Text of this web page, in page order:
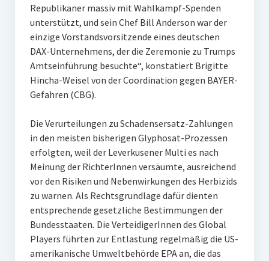
Republikaner massiv mit Wahlkampf-Spenden
unterstützt, und sein Chef Bill Anderson war der
einzige Vorstandsvorsitzende eines deutschen
DAX-Unternehmens, der die Zeremonie zu Trumps
Amtseinführung besuchte“, konstatiert Brigitte
Hincha-Weisel von der Coordination gegen BAYER-
Gefahren (CBG).
Die Verurteilungen zu Schadensersatz-Zahlungen
in den meisten bisherigen Glyphosat-Prozessen
erfolgten, weil der Leverkusener Multi es nach
Meinung der RichterInnen versäumte, ausreichend
vor den Risiken und Nebenwirkungen des Herbizids
zu warnen. Als Rechtsgrundlage dafür dienten
entsprechende gesetzliche Bestimmungen der
Bundesstaaten. Die VerteidigerInnen des Global
Players führten zur Entlastung regelmäßig die US-
amerikanische Umweltbehörde EPA an, die das